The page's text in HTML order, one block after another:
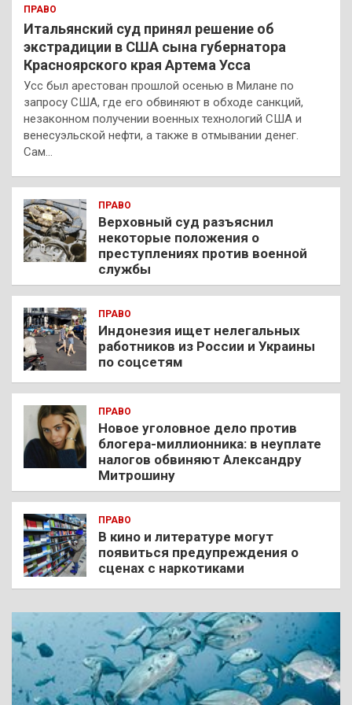
ПРАВО
Итальянский суд принял решение об
экстрадиции в США сына губернатора
Красноярского края Артема Усса
Усс был арестован прошлой осенью в Милане по
запросу США, где его обвиняют в обходе санкций,
незаконном получении военных технологий США и
венесуэльской нефти, а также в отмывании денег.
Сам…
ПРАВО
Верховный суд разъяснил
некоторые положения о
преступлениях против военной
службы
ПРАВО
Индонезия ищет нелегальных
работников из России и Украины
по соцсетям
ПРАВО
Новое уголовное дело против
блогера-миллионника: в неуплате
налогов обвиняют Александру
Митрошину
ПРАВО
В кино и литературе могут
появиться предупреждения о
сценах с наркотиками